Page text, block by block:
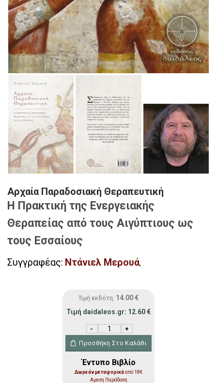
Αρχαία Παραδοσιακή Θεραπευτική
Η Πρακτική της Ενεργειακής
Θεραπείας από τους Αιγύπτιους ως
τους Εσσαίους
Συγγραφέας: Ντάνιελ Μερουά,
Τιμή εκδότη: 14.00 €
Τιμή daidaleos.gr: 12.60€
Αρχαία Παραδοσιακή Θεραπευτική
Προσθήκη Στο Καλάθι
Έντυπο Βιβλίο
Δωρεάν μεταφορικάαπό 18€
Αμεση Παράδοση